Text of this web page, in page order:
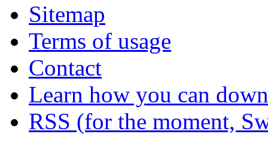
Sitemap
Terms of usage
Contact
Learn how you can
RSS (for the moment,